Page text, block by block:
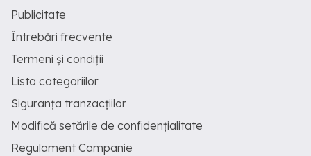
Publicitate
Întrebări frecvente
Termeni și condiții
Lista categoriilor
Siguranța tranzacțiilor
Modifică setările de confidențialitate
Regulament Campanie